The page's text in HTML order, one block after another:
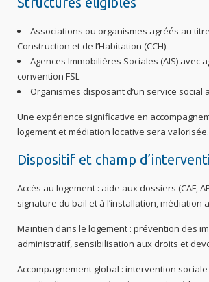
Associations ou organismes agréés au
Construction et de l’Habitation (CCH)
Agences Immobilières Sociales (AIS) avec
convention FSL
Organismes disposant d’un service social
Une expérience significative en
logement et médiation locative sera valorisée.
Dispositif et champ
Accès au logement : aide aux dossiers (CAF,
signature du bail et à l’installation, médiation
Maintien dans le logement : prévention des
administratif, sensibilisation aux droits et
Accompagnement global : intervention